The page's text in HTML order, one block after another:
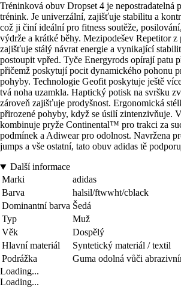
Tréninková obuv Dropset 4 je nepostradatelná
trénink. Je univerzální, zajišťuje stabilitu a
což ji činí ideální pro fitness soutěže,
výdrže a krátké běhy. Mezipodešev Repetitor z
zajišťuje stálý návrat energie a vynikající
postoupit vpřed. Tyče Energyrods opírají patu
přičemž poskytují pocit dynamického pohonu
pohyby. Technologie Geofit poskytuje ještě
tvá noha uzamkla. Haptický potisk na svršku
zároveň zajišťuje prodyšnost. Ergonomická
přirozené pohyby, když se úsilí zintenzivňuje.
kombinuje pryže Continental™ pro trakci za
podmínek a Adiwear pro odolnost. Navržena
jumps a vše ostatní, tato obuv adidas tě
Další informace
Marki
adidas
Barva
halsil/ftwwht/cblack
Dominantní barva Šedá
Typ
Muž
Věk
Dospělý
Hlavní materiál
Syntetický materiál / textil
Podrážka
Guma odolná vůči
Loading...
Loading...